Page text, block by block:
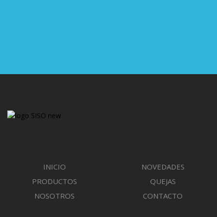
INICIO
PRODUCTOS
NOSOTROS
NOVEDADES
QUEJAS
CONTACTO